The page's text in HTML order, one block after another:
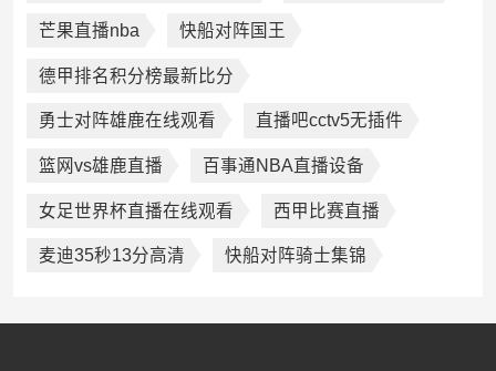
芒果直播nba 快船对阵国王
德甲排名积分榜最新比分
勇士对阵雄鹿在线观看 直播吧cctv5无插件
篮网vs雄鹿直播 百事通NBA直播设备
女足世界杯直播在线观看 西甲比赛直播
麦迪35秒13分高清 快船对阵骑士集锦